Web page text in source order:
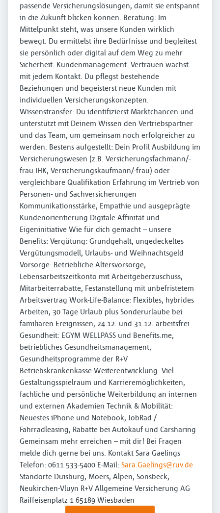
passende Versicherungslösungen, damit sie entspannt
in die Zukunft blicken können. Beratung: Im
Mittelpunkt steht, was unsere Kunden wirklich
bewegt. Du ermittelst ihre Bedürfnisse und begleitest
sie persönlich oder digital auf dem Weg zu mehr
Sicherheit. Kundenmanagement: Vertrauen wächst
mit jedem Kontakt. Du pflegst bestehende
Beziehungen und begeisterst neue Kunden mit
individuellen Versicherungskonzepten.
Wissenstransfer: Du identifizierst Marktchancen und
unterstützt mit Deinem Wissen den Vertriebspartner
und das Team, um gemeinsam noch erfolgreicher zu
werden. Bestens aufgestellt: Dein Profil Ausbildung im
Versicherungswesen (z.B. Versicherungsfachmann/-
frau IHK, Versicherungskaufmann/-frau) oder
vergleichbare Qualifikation Erfahrung im Vertrieb von
Personen- und Sachversicherungen
Kommunikationsstärke, Empathie und ausgeprägte
Kundenorientierung Digitale Affinität und
Eigeninitiative Wie für dich gemacht – unsere
Benefits: Vergütung: Grundgehalt, ungedeckeltes
Vergütungsmodell, Urlaubs- und Weihnachtsgeld
Vorsorge: Betriebliche Altersvorsorge,
Lebensarbeitszeitkonto mit Arbeitgeberzuschuss,
Mitarbeiterrabatte, Festanstellung mit unbefristetem
Arbeitsvertrag Work-Life-Balance: Flexibles, hybrides
Arbeiten, 30 Tage Urlaub plus Sonderurlaube bei
familiären Ereignissen, 24.12. und 31.12. arbeitsfrei
Gesundheit: EGYM WELLPASS und Benefits.me,
betriebliches Gesundheitsmanagement,
Gesundheitsprogramme der R+V
Betriebskrankenkasse Weiterentwicklung: Viel
Gestaltungsspielraum und Karrieremöglichkeiten,
fachliche und persönliche Weiterbildung an internen
und externen Akademien Technik & Mobilität:
Neuestes iPhone und Notebook, JobRad /
Fahrradleasing, Rabatte bei Autokauf und Carsharing
Gemeinsam mehr erreichen – mit dir! Bei Fragen
melde dich gerne bei uns. Kontakt Sara Gaelings
Telefon: 0611 533-5400 E-Mail: Sara.Gaelings@ruv.de
Standorte Duisburg, Moers, Alpen, Sonsbeck,
Neukirchen-Vluyn R+V Allgemeine Versicherung AG
Raiffeisenplatz 1 65189 Wiesbaden